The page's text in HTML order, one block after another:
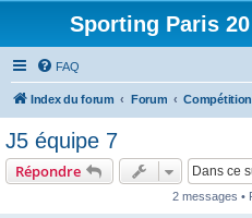
Sporting Paris
FAQ
Index du forum Forum
J5 équipe 7
Répondre
2 messages •